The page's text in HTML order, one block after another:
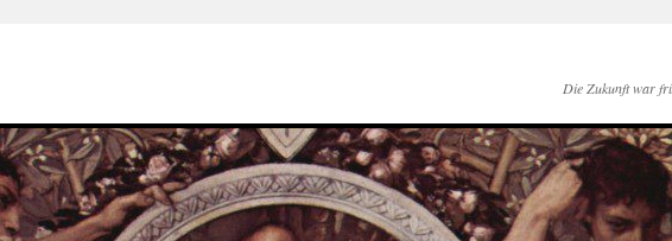
Die Zukunft war